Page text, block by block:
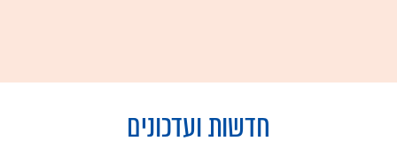
חדשות ועדכונים